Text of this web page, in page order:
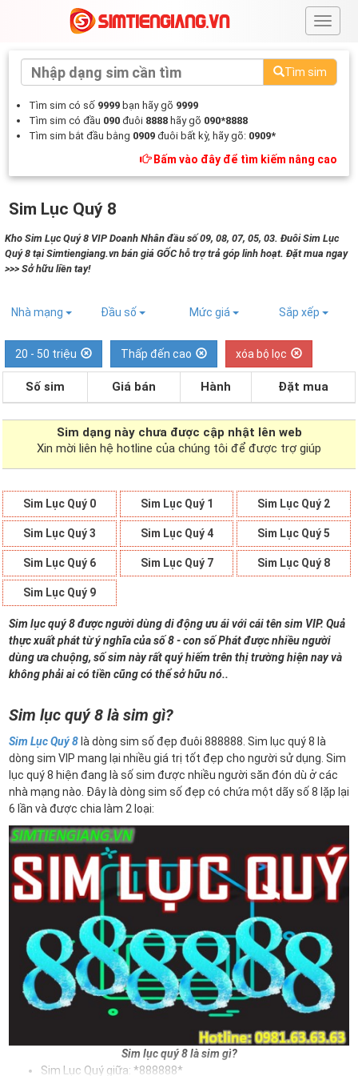
#
Tìm sim
Tìm sim có số 9999 bạn hãy gõ 9999
Tìm sim có đầu 090 đuôi 8888 hãy gõ 090*8888
Tìm sim bắt đầu bằng 0909 đuôi bất kỳ, hãy gõ: 0909*
Bấm vào đây để tìm kiếm nâng cao
Sim Lục Quý 8
Kho Sim Lục Quý 8 VIP Doanh Nhân đầu số 09, 08, 07, 05, 03. Đuôi Sim Lục
Quý 8 tại Simtiengiang.vn bán giá GỐC hỗ trợ trả góp linh hoạt. Đặt mua ngay
>>> Sở hữu liền tay!
Nhà mạng Đầu số Mức giá Sắp xếp
20 - 50 triệu Thấp đến cao xóa bộ lọc
Số sim Giá bán Hành Đặt mua
Sim dạng này chưa được cập nhật lên web
Xin mời liên hệ hotline của chúng tôi để được trợ giúp
Sim Lục Quý 0 Sim Lục Quý 1 Sim Lục Quý 2
Sim Lục Quý 3 Sim Lục Quý 4 Sim Lục Quý 5
Sim Lục Quý 6 Sim Lục Quý 7 Sim Lục Quý 8
Sim Lục Quý 9
Sim lục quý 8 được người dùng di động ưu ái với cái tên sim VIP. Quả
thực xuất phát từ ý nghĩa của số 8 - con số Phát được nhiều người
dùng ưa chuộng, số sim này rất quý hiếm trên thị trường hiện nay và
không phải ai có tiền cũng có thể sở hữu nó..
Sim lục quý 8 là sim gì?
Sim Lục Quý 8 là dòng sim số đẹp đuôi 888888. Sim lục quý 8 là
dòng sim VIP mang lại nhiều giá trị tốt đẹp cho người sử dụng. Sim
lục quý 8 hiện đang là số sim được nhiều người săn đón dù ở các
nhà mạng nào. Đây là dòng sim số đẹp có chứa một dãy số 8 lặp lại
6 lần và được chia làm 2 loại:
Sim lục quý 8 là sim gì?
Sim Lục Quý giữa: *888888*